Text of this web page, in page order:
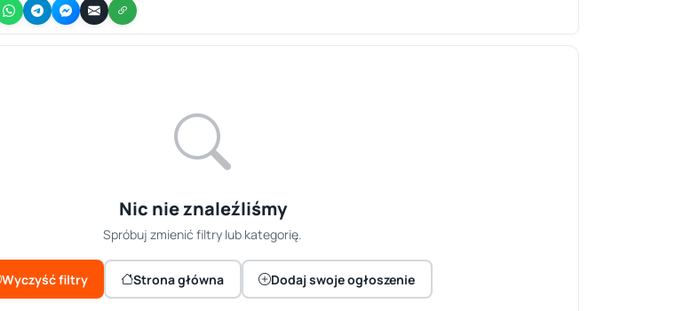
Nic nie znaleźliśmy
Spróbuj zmienić filtry lub kategorię.
Wyczyść filtry Strona główna Dodaj swoje ogłoszenie